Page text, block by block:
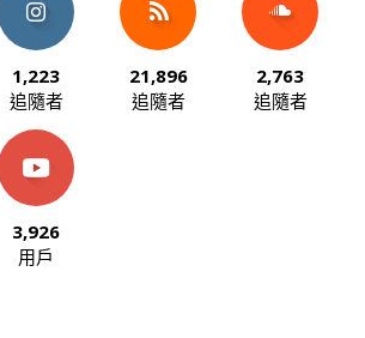
1,223
追隨者
21,896
追隨者
2,763
追隨者
3,926
用戶